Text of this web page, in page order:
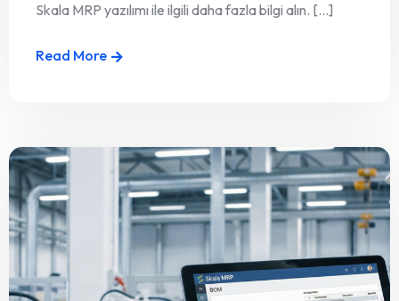
Skala MRP yazılımı ile ilgili daha fazla bilgi alın. [...]
Read More